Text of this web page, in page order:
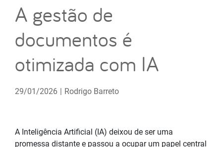
A gestão de
documentos é
otimizada com IA
29/01/2026 | Rodrigo Barreto
A Inteligência Artificial (IA) deixou de ser uma
promessa distante e passou a ocupar um papel central